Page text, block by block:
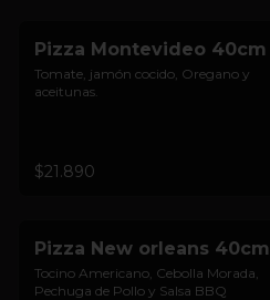
Pizza Montevideo 40cm
Tomate, jamón cocido, Oregano y
aceitunas.
$21.890
Pizza New orleans 40cm
Tocino Americano, Cebolla Morada,
Pechuga de Pollo y Salsa BBQ